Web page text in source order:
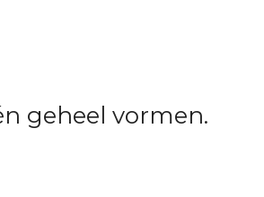
geheel vormen.